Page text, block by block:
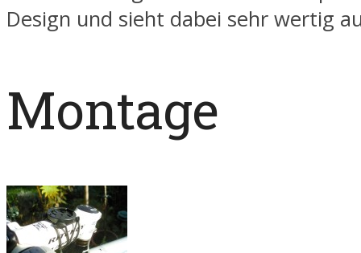
Design und sieht dabei sehr wertig
Montage